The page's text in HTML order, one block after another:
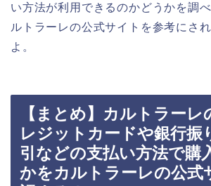
い方法が利用できるのかどうかを調
ルトラーレの公式サイトを参考にさ
よ。
【まとめ】カルトラーレ
レジットカードや銀行振
引などの支払い方法で購
かをカルトラーレの公式